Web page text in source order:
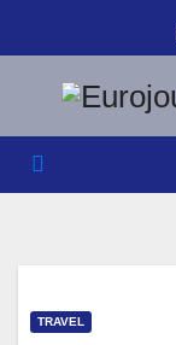
Inhalt
springen
TRAVEL